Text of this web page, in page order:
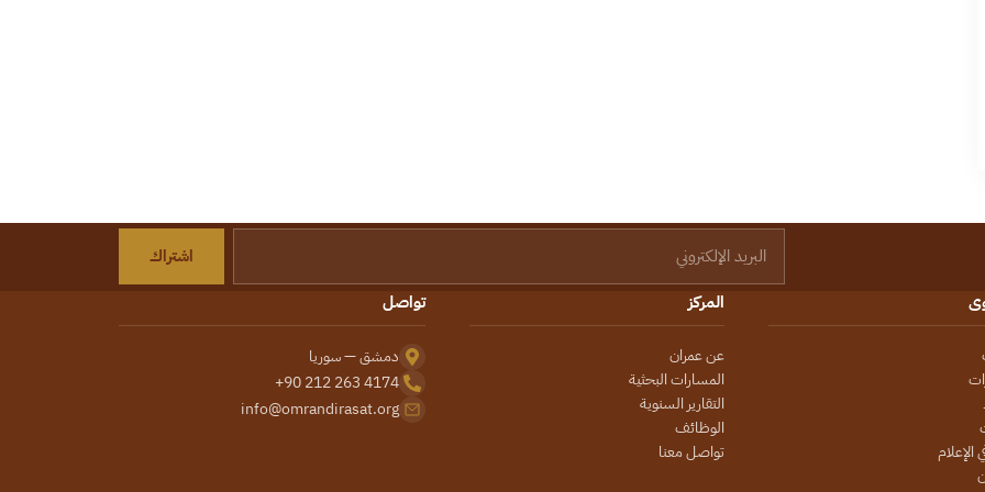
اشتراك
الإعلام
المركز
عن عمران
المسارات البحثية
التقارير السنوية
الوظائف
تواصل معنا
تواصل
دمشق — سوريا
+90 212 263 4174
info@omrandirasat.org